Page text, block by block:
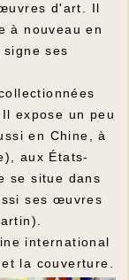
d'art. Il
à nouveau en
ses
expose un peu
en Chine, à
aux États-
se situe dans
ses œuvres
international
la couverture.